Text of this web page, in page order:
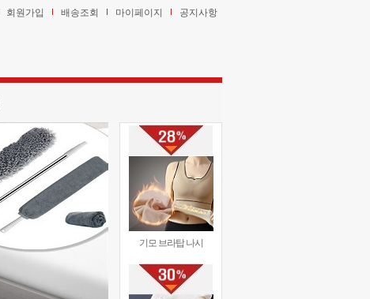
회원가입 배송조회 마이페이지 공지사항
기모 브라탑 나시